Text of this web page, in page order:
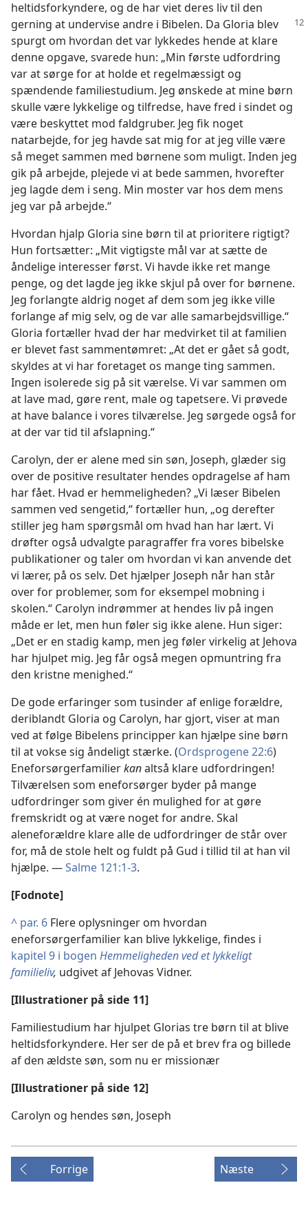
heltidsforkyndere, og de har viet deres liv til den
gerning at undervise andre i Bibelen. Da Gloria blev
spurgt om hvordan det var lykkedes hende at klare
denne opgave, svarede hun: „Min første udfordring
var at sørge for at holde et regelmæssigt og
spændende familiestudium. Jeg ønskede at mine børn
skulle være lykkelige og tilfredse, have fred i sindet og
være beskyttet mod faldgruber. Jeg fik noget
natarbejde, for jeg havde sat mig for at jeg ville være
så meget sammen med børnene som muligt. Inden jeg
gik på arbejde, plejede vi at bede sammen, hvorefter
jeg lagde dem i seng. Min moster var hos dem mens
jeg var på arbejde.“
Hvordan hjalp Gloria sine børn til at prioritere rigtigt?
Hun fortsætter: „Mit vigtigste mål var at sætte de
åndelige interesser først. Vi havde ikke ret mange
penge, og det lagde jeg ikke skjul på over for børnene.
Jeg forlangte aldrig noget af dem som jeg ikke ville
forlange af mig selv, og de var alle samarbejdsvillige.“
Gloria fortæller hvad der har medvirket til at familien
er blevet fast sammentømret: „At det er gået så godt,
skyldes at vi har foretaget os mange ting sammen.
Ingen isolerede sig på sit værelse. Vi var sammen om
at lave mad, gøre rent, male og tapetsere. Vi prøvede
at have balance i vores tilværelse. Jeg sørgede også for
at der var tid til afslapning.“
Carolyn, der er alene med sin søn, Joseph, glæder sig
over de positive resultater hendes opdragelse af ham
har fået. Hvad er hemmeligheden? „Vi læser Bibelen
sammen ved sengetid,“ fortæller hun, „og derefter
stiller jeg ham spørgsmål om hvad han har lært. Vi
drøfter også udvalgte paragraffer fra vores bibelske
publikationer og taler om hvordan vi kan anvende det
vi lærer, på os selv. Det hjælper Joseph når han står
over for problemer, som for eksempel mobning i
skolen.“ Carolyn indrømmer at hendes liv på ingen
måde er let, men hun føler sig ikke alene. Hun siger:
„Det er en stadig kamp, men jeg føler virkelig at Jehova
har hjulpet mig. Jeg får også megen opmuntring fra
den kristne menighed.“
De gode erfaringer som tusinder af enlige forældre,
deriblandt Gloria og Carolyn, har gjort, viser at man
ved at følge Bibelens principper kan hjælpe sine børn
til at vokse sig åndeligt stærke. (Ordsprogene 22:6)
Eneforsørgerfamilierkanaltså klare udfordringen!
Tilværelsen som eneforsørger byder på mange
udfordringer som giver én mulighed for at gøre
fremskridt og at være noget for andre. Skal
aleneforældre klare alle de udfordringer de står over
for, må de stole helt og fuldt på Gud i tillid til at han vil
hjælpe. —Salme 121:1-3.
[Fodnote]
^ par. 6 Flere oplysninger om hvordan
eneforsørgerfamilier kan blive lykkelige, findes i
kapitel 9 i bogen Hemmeligheden ved et lykkeligt
familieliv, udgivet af Jehovas Vidner.
[Illustrationer på side 11]
Familiestudium har hjulpet Glorias tre børn til at blive
heltidsforkyndere. Her ser de på et brev fra og billede
af den ældste søn, som nu er missionær
[Illustrationer på side 12]
Carolyn og hendes søn, Joseph
Forrige Næste